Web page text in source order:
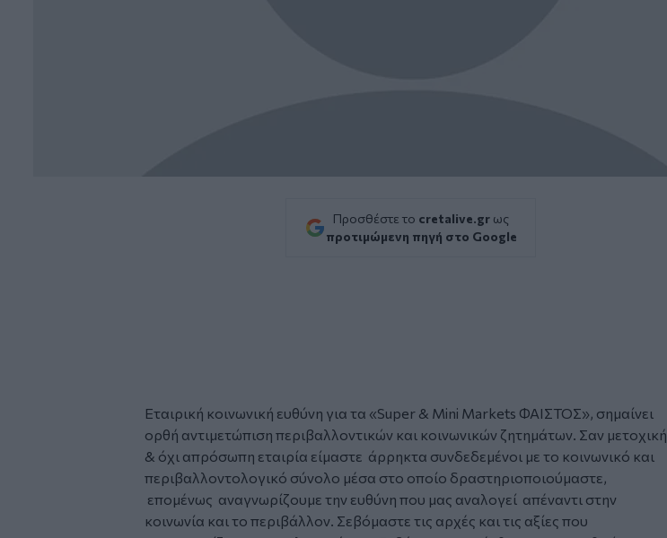
Προσθέστε το cretalive.gr ως
προτιμώμενη πηγή στο Google
Εταιρική κοινωνική ευθύνη για τα «Super & Mini Markets ΦΑΙΣΤΟΣ», σημαίνει
ορθή αντιμετώπιση περιβαλλοντικών και κοινωνικών ζητημάτων. Σαν μετοχική
& όχι απρόσωπη εταιρία είμαστε άρρηκτα συνδεδεμένοι με το κοινωνικό και
περιβαλλοντολογικό σύνολο μέσα στο οποίο δραστηριοποιούμαστε,
επομένως αναγνωρίζουμε την ευθύνη που μας αναλογεί απέναντι στην
κοινωνία και το περιβάλλον. Σεβόμαστε τις αρχές και τις αξίες που